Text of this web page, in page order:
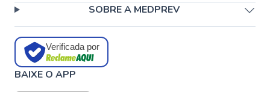
SOBRE A MEDPREV
Verificada por
BAIXE O APP